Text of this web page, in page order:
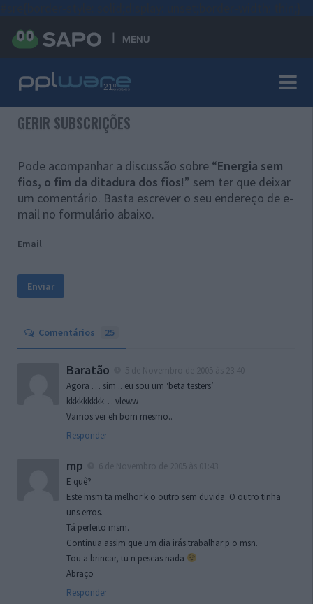
MENU
GERIR SUBSCRIÇÕES
Pode acompanhar a discussão sobre “Energia sem
fios, o fim da ditadura dos fios!” sem ter que deixar
um comentário. Basta escrever o seu endereço de e-
mail no formulário abaixo.
Email
Comentários 25
Baratão
Agora … sim .. eu sou um ‘beta testers’
kkkkkkkkk… vleww
Vamos ver eh bom mesmo..
Responder
mp
E quê?
Este msm ta melhor k o outro sem duvida. O outro tinha
uns erros.
Tá perfeito msm.
Continua assim que um dia irás trabalhar p o msn.
Tou a brincar, tu n pescas nada
Abraço
Responder